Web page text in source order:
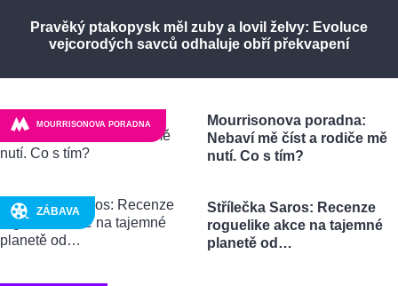
Pravěký ptakopysk měl zuby a lovil želvy: Evoluce
vejcorodých savců odhaluje obří překvapení
MOURRISONOVA PORADNA
Mourrisonova poradna:
Nebaví mě číst a rodiče mě
nutí. Co s tím?
ZÁBAVA
Střílečka Saros: Recenze
roguelike akce na tajemné
planetě od…